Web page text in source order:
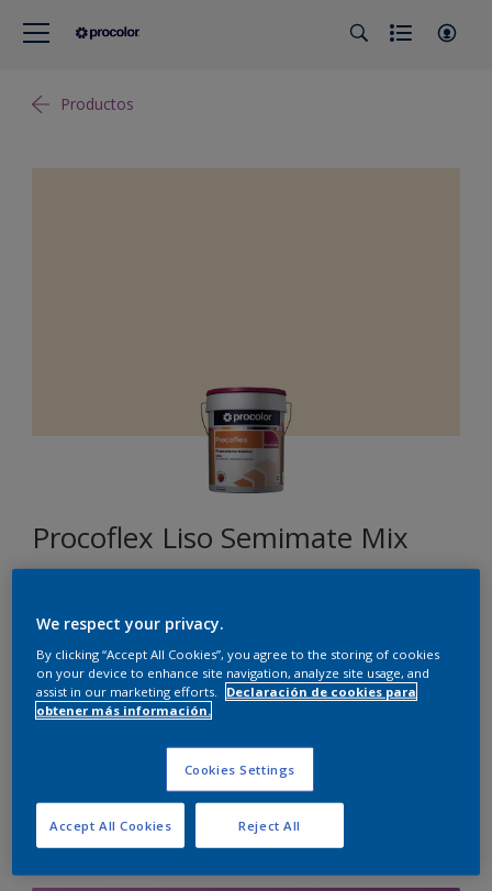
Productos
Procoflex Liso Semimate Mix
Tamaño
Calculadora de pintura
Calcular
We respect your privacy.
By clicking “Accept All Cookies”, you agree to the storing of cookies
on your device to enhance site navigation, analyze site usage, and
assist in our marketing efforts.
Declaración de cookies para
obtener más información.
Cookies Settings
Reject All
Accept All Cookies